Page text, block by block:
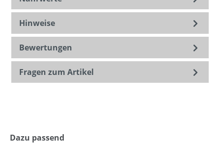
Hinweise
Bewertungen
Fragen zum Artikel
Dazu passend